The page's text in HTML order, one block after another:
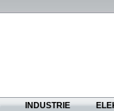
INDUSTRIE